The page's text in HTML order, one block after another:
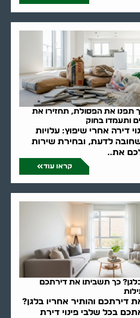
תפנו את הפסולת, תחזירו את
ותעמדו בחוק
דירה אחרי שיפוץ: עלויות
שחובה לדעת, ובחירת שירות
את..
קראו עוד
כך תשביתו את דירתכם
דירתכם והותיר אחריו בלגן?
בכל שלבי פינוי דירת